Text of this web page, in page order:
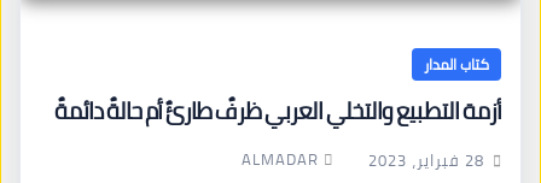
كتاب المدار
أزمة التطبيع والتخلي العربي ظرفٌ طارئٌ أم حالةٌ دائمةٌ
28 فبراير، 2023 ALMADAR